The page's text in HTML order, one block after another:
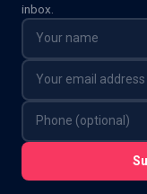
inbox.